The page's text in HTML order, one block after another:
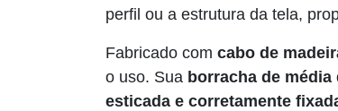
perfil ou a estrutura da tela,
Fabricado com cabo de
o uso. Sua borracha de média
esticada e corretamente